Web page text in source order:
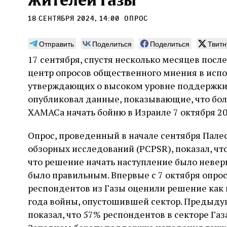
18 сентября 2024, 14:00 опрос
Отправить Поделиться Поделиться
17 сентября, спустя несколько месяцев
центр опросов общественного мнения в
утверждающих о высоком уровне
опубликовал данные, показывающие, что
ХАМАСа начать бойню в Израиле 7 октября
Опрос, проведенный в начале сентября
обзорных исследований (PCPSR), показал,
что решение начать наступление было
было правильным. Впервые с 7 октября
респондентов из Газы оценили решение
года войны, опустошившей сектор.
показал, что 57% респондентов в секторе
Монтажник фирмы «Топф
и сыновья»
По мере того как росло количество
концентрационных лагерей и узников
становилось все больше, без кремационных
тела прямо в лагере, нацисты не только
оставались верны своему архаичному культу
смерти, но и скрывали от населения соседних
городов, сколько узников погибало каждый
день в этих жутких местах
2 августа Неразрезанные страницы
Фредиано Сесси. Перевод с итальянского
Ксении Тименчик
2